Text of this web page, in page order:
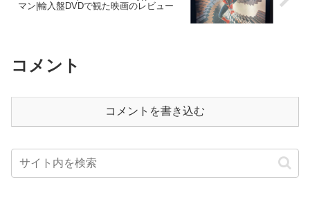
マン|輸入盤DVDで観た映画のレビュー
コメント
コメントを書き込む